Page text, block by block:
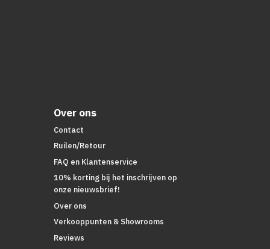
Over ons
Contact
Ruilen/Retour
FAQ en Klantenservice
10% korting bij het inschrijven op
onze nieuwsbrief!
Over ons
Verkooppunten & Showrooms
Reviews